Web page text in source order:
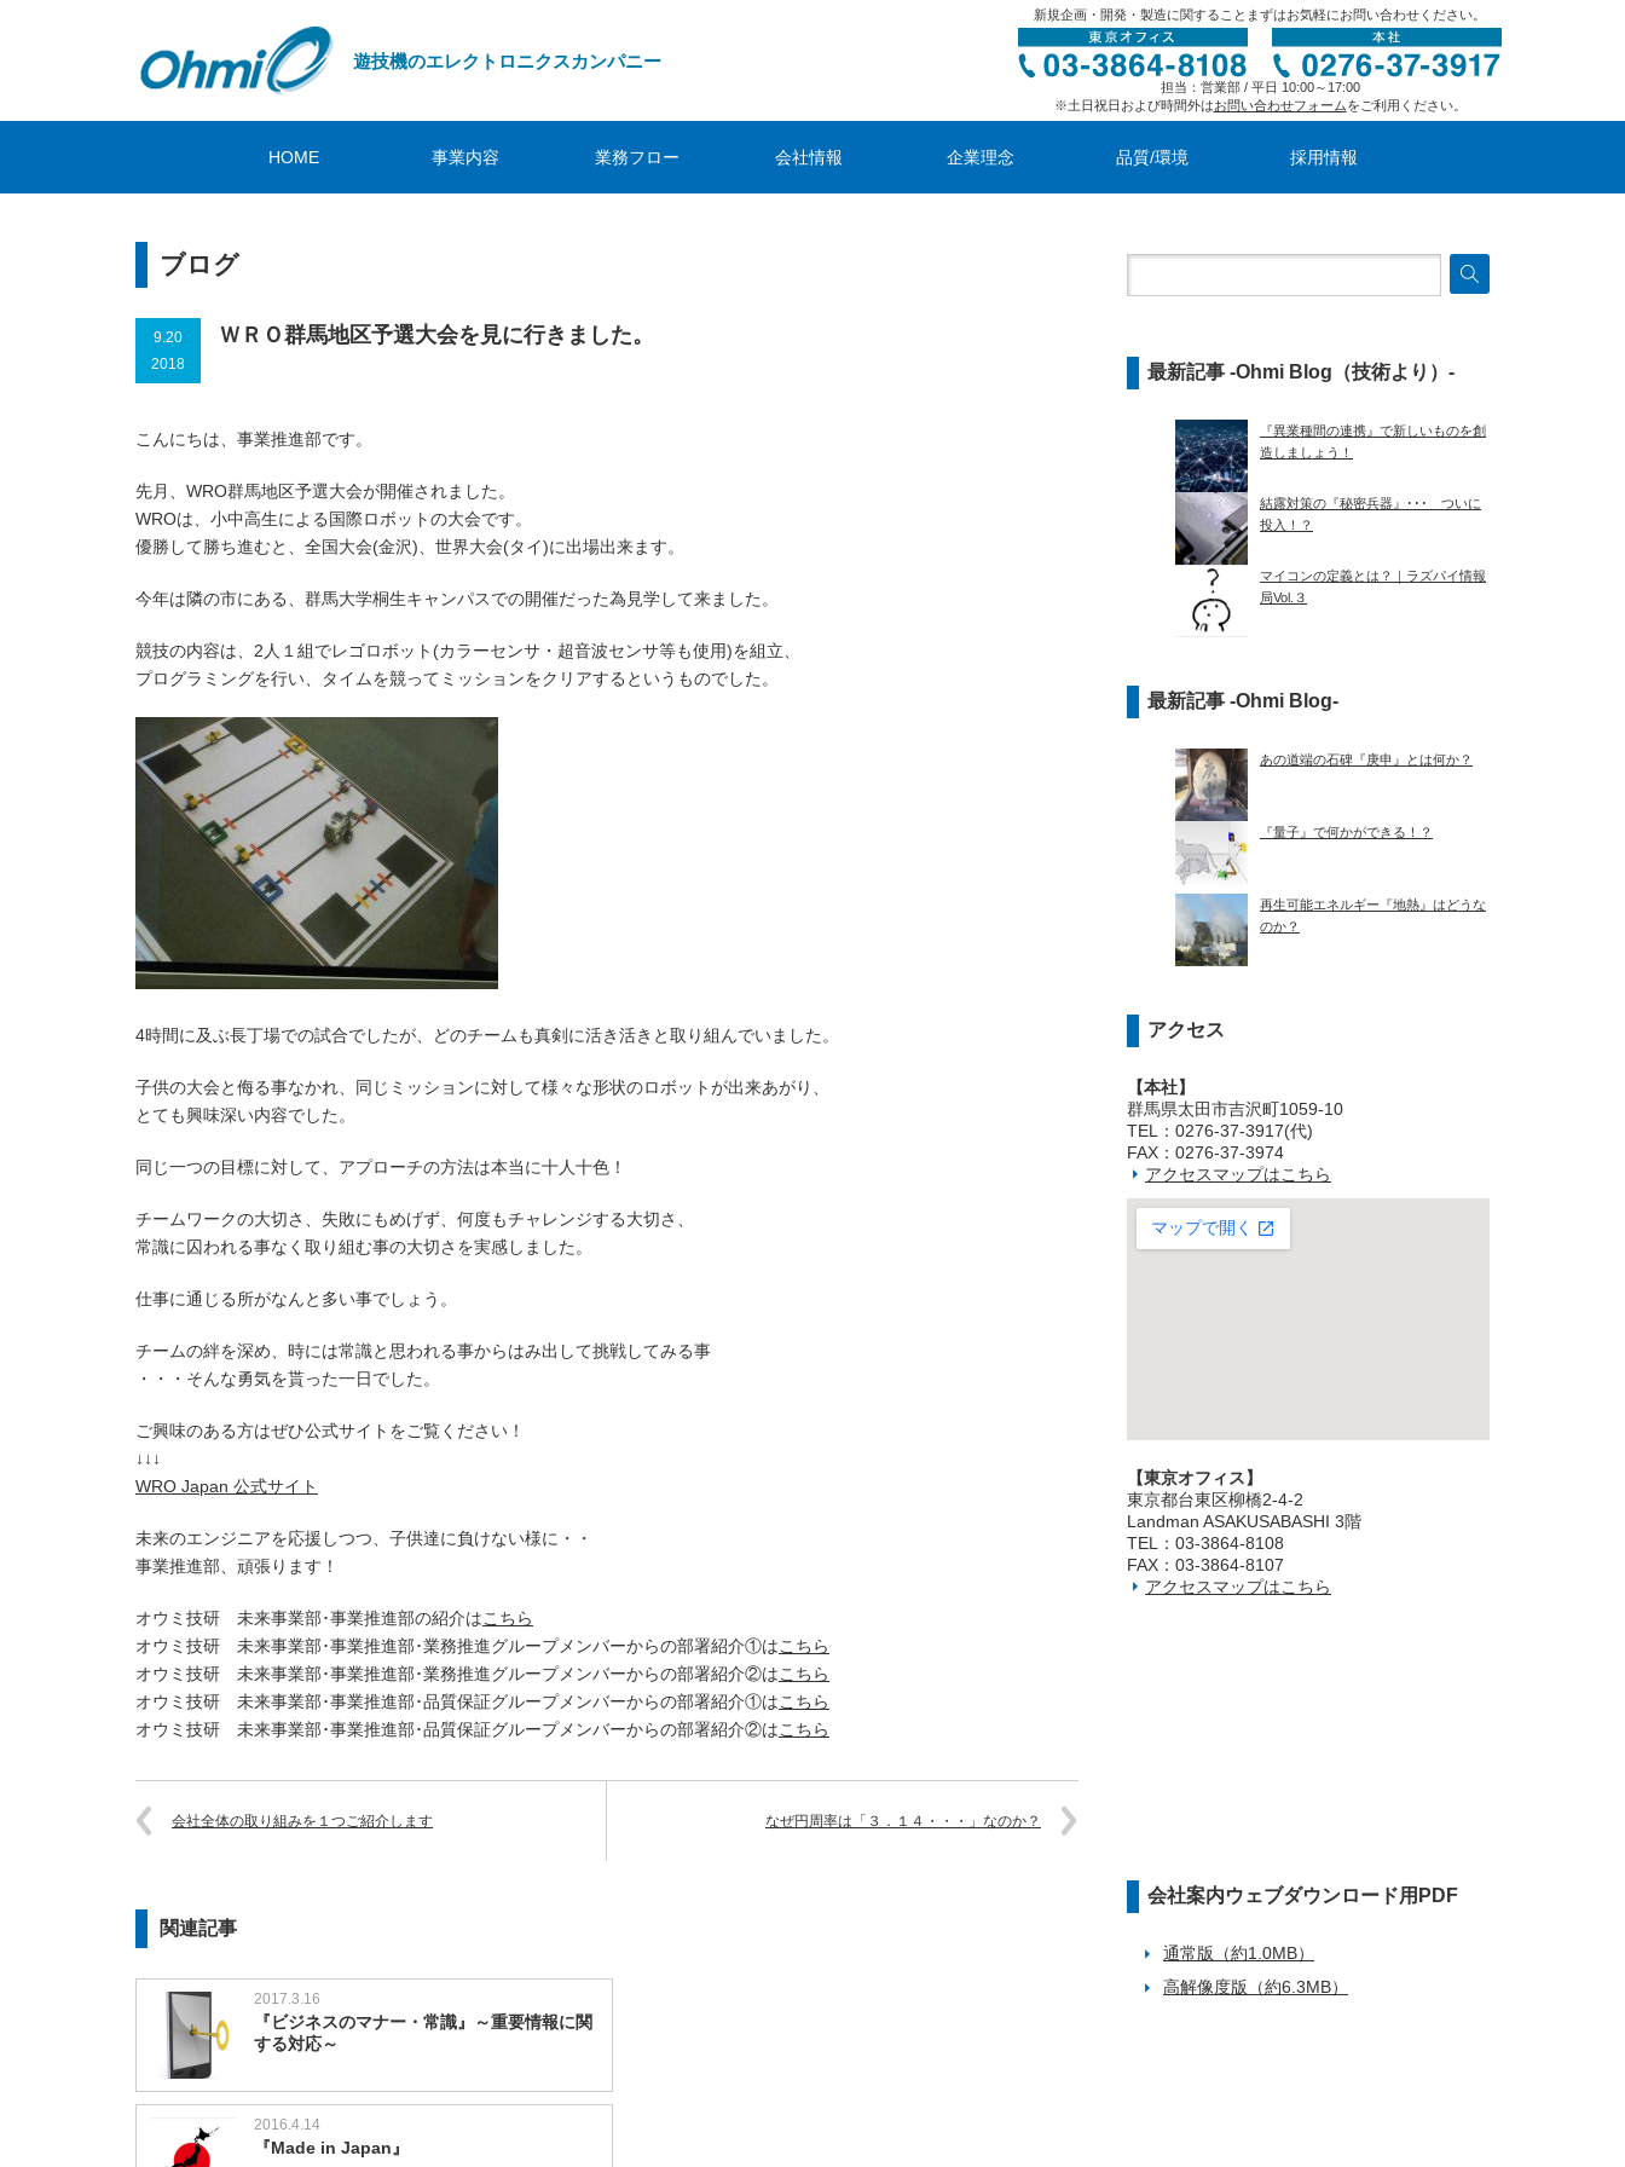
遊技機のエレクトロニクスカンパニー
新規企画・開発・製造に関することまずはお気軽にお問い合わせください。
担当：営業部 / 平日 10:00～17:00
※土日祝日および時間外はお問い合わせフォームをご利用ください。
HOME 事業内容 業務フロー 会社情報 企業理念 品質/環境 採用情報
ブログ
9.20
2018
ＷＲＯ群馬地区予選大会を見に行きました。
こんにちは、事業推進部です。
先月、WRO群馬地区予選大会が開催されました。
WROは、小中高生による国際ロボットの大会です。
優勝して勝ち進むと、全国大会(金沢)、世界大会(タイ)に出場出来ます。
今年は隣の市にある、群馬大学桐生キャンパスでの開催だった為見学して来ました。
競技の内容は、2人１組でレゴロボット(カラーセンサ・超音波センサ等も使用)を組立、
プログラミングを行い、タイムを競ってミッションをクリアするというものでした。
4時間に及ぶ長丁場での試合でしたが、どのチームも真剣に活き活きと取り組んでいました。
子供の大会と侮る事なかれ、同じミッションに対して様々な形状のロボットが出来あがり、
とても興味深い内容でした。
同じ一つの目標に対して、アプローチの方法は本当に十人十色！
チームワークの大切さ、失敗にもめげず、何度もチャレンジする大切さ、
常識に囚われる事なく取り組む事の大切さを実感しました。
仕事に通じる所がなんと多い事でしょう。
チームの絆を深め、時には常識と思われる事からはみ出して挑戦してみる事
・・・そんな勇気を貰った一日でした。
ご興味のある方はぜひ公式サイトをご覧ください！
↓↓↓
WRO Japan 公式サイト
未来のエンジニアを応援しつつ、子供達に負けない様に・・
事業推進部、頑張ります！
オウミ技研 未来事業部･事業推進部の紹介はこちら
オウミ技研 未来事業部･事業推進部･業務推進グループメンバーからの部署紹介①はこちら
オウミ技研 未来事業部･事業推進部･業務推進グループメンバーからの部署紹介②はこちら
オウミ技研 未来事業部･事業推進部･品質保証グループメンバーからの部署紹介①はこちら
オウミ技研 未来事業部･事業推進部･品質保証グループメンバーからの部署紹介②はこちら
会社全体の取り組みを１つご紹介します なぜ円周率は「３．１４・・・」なのか？
関連記事
2017.3.16
『ビジネスのマナー・常識』～重要情報に関
する対応～
2016.4.14
『Made in Japan』
最新記事 -Ohmi Blog（技術より）-
『異業種間の連携』で新しいものを創
造しましょう！
結露対策の『秘密兵器』･･･ ついに
投入！？
マイコンの定義とは？｜ラズパイ情報
局Vol.３
最新記事 -Ohmi Blog-
あの道端の石碑『庚申』とは何か？
『量子』で何かができる！？
再生可能エネルギー『地熱』はどうな
のか？
アクセス
【本社】
群馬県太田市吉沢町1059-10
TEL：0276-37-3917(代)
FAX：0276-37-3974
アクセスマップはこちら
【東京オフィス】
東京都台東区柳橋2‐4‐2
Landman ASAKUSABASHI 3階
TEL：03‐3864‐8108
FAX：03‐3864‐8107
アクセスマップはこちら
会社案内ウェブダウンロード用PDF
通常版（約1.0MB）
高解像度版（約6.3MB）